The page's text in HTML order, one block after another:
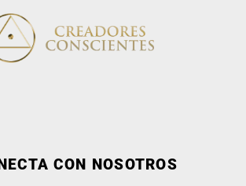
CON NOSOTROS